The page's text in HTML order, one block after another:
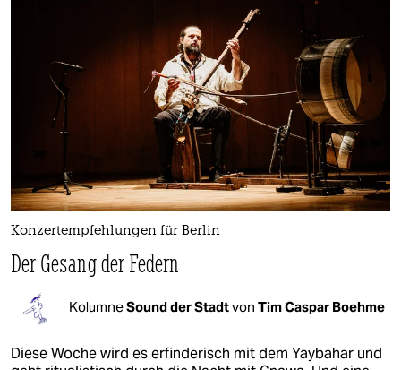
Konzertempfehlungen für Berlin
Der Gesang der Federn
KolumneSound der Stadtvon Tim Caspar Boehme
Diese Woche wird es erfinderisch mit dem Yaybahar und